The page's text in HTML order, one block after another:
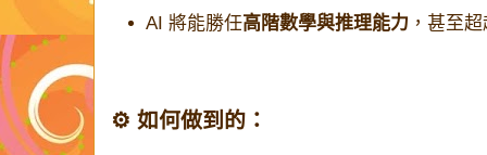
AI 將能勝任高階數學與推理能力 ，甚至
⚙️ 如何做到的：